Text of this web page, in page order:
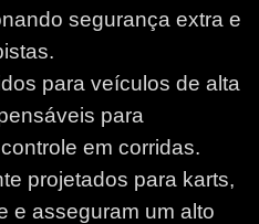
segurança extra e
para veículos de alta
para
em corridas.
projetados para karts,
e asseguram um alto